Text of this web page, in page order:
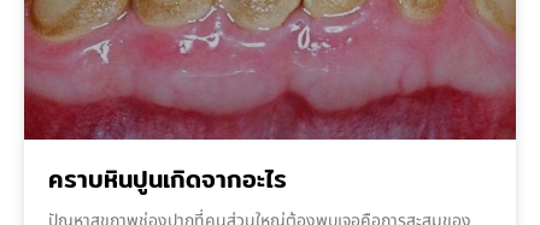
คราบหินปูนเกิดจากอะไร